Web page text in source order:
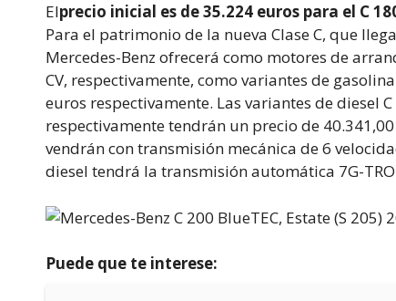
Elprecio inicial es de 35.224 euros para el C
Para el patrimonio de la nueva Clase C, que
Mercedes-Benz ofrecerá como motores de
CV, respectivamente, como variantes de
euros respectivamente. Las variantes de diesel
respectivamente tendrán un precio de
vendrán con transmisión mecánica de 6
diesel tendrá la transmisión automática 7G-
Puede que te interese: